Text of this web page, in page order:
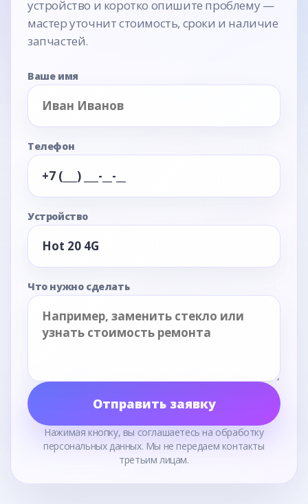
устройство и коротко опишите проблему —
мастер уточнит стоимость, сроки и наличие
запчастей.
Ваше имя
Телефон
Устройство
Что нужно сделать
Отправить заявку
Нажимая кнопку, вы соглашаетесь на обработку
персональных данных. Мы не передаем контакты
третьим лицам.